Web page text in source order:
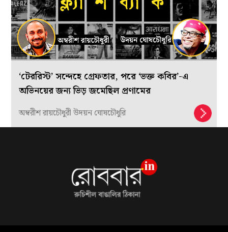
‘টেররিস্ট’ সন্দেহে গ্রেফতার, পরে ‘ভক্ত কবির’-এ
অভিনয়ের জন্য ভিড় জমেছিল প্রণামের
অম্বরীশ রায়চৌধুরী উদয়ন ঘোষচৌধুরি